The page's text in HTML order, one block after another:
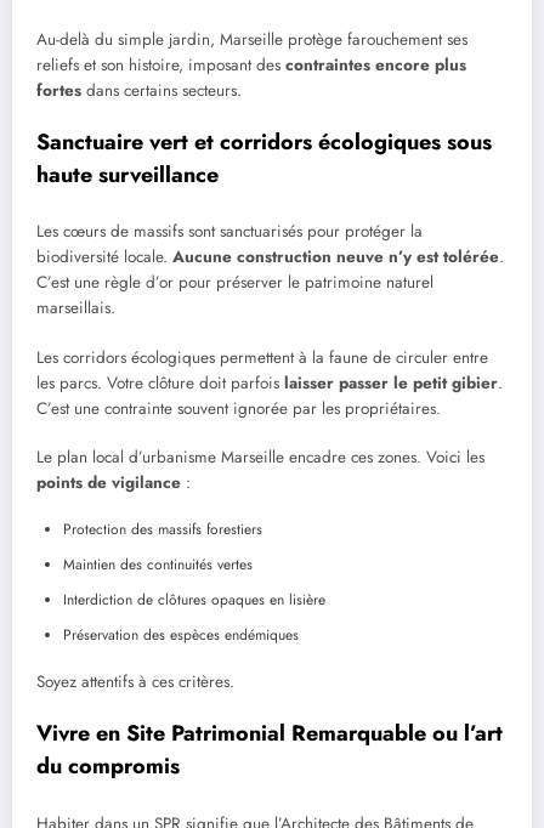
Au-delà du simple jardin, Marseille protège farouchement ses
reliefs et son histoire, imposant des contraintes encore plus
fortes dans certains secteurs.
Sanctuaire vert et corridors écologiques sous
haute surveillance
Les cœurs de massifs sont sanctuarisés pour protéger la
biodiversité locale. Aucune construction neuve n’y est tolérée.
C’est une règle d’or pour préserver le patrimoine naturel
marseillais.
Les corridors écologiques permettent à la faune de circuler entre
les parcs. Votre clôture doit parfois laisser passer le petit gibier.
C’est une contrainte souvent ignorée par les propriétaires.
Le plan local d’urbanisme Marseille encadre ces zones. Voici les
points de vigilance :
Protection des massifs forestiers
Maintien des continuités vertes
Interdiction de clôtures opaques en lisière
Préservation des espèces endémiques
Soyez attentifs à ces critères.
Vivre en Site Patrimonial Remarquable ou l’art
du compromis
Habiter dans un SPR signifie que l’Architecte des Bâtiments de